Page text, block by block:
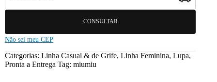
CONSULTAR
Não sei meu CEP
Categorias: Linha Casual & de Grife, Linha Feminina, Lupa,
Pronta a Entrega Tag: miumiu